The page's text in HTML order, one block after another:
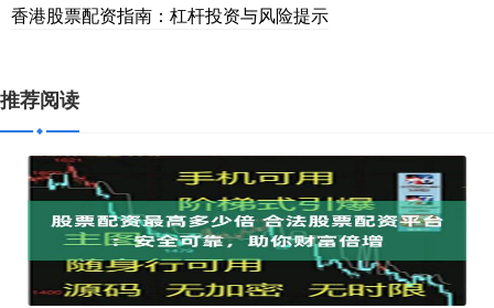
香港股票配资指南：杠杆投资与风险提示
推荐阅读